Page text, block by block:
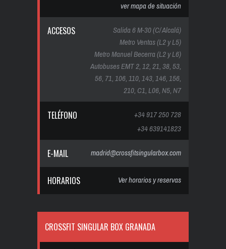
ver mapa de situación
ACCESOS
Salida 6 M-30 (C/ Alcalá)
Metro Ventas (L2 y L5)
Metro Manuel Becerra (L2 y L6)
Autobuses EMT 2, 12, 21, 38, 53,
56, 71, 106, 110, 143, 146, 156,
210, C1, L06, N5, N7
TELÉFONO
+34 917 250 728
+34 639141823
E-MAIL madrid@crossfitsingularbox.com
HORARIOS Ver horarios y reservas
CROSSFIT SINGULAR BOX GRANADA